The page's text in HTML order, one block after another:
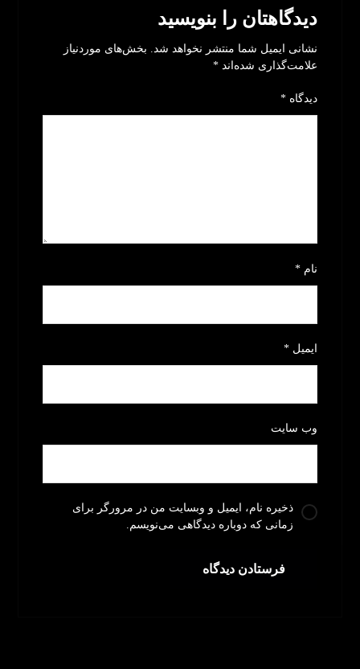
دیدگاهتان را بنویسید
نشانی ایمیل شما منتشر نخواهد شد. بخش‌های موردنیاز
علامت‌گذاری شده‌اند*
دیدگاه*
نام*
ایمیل*
وب‌ سایت
ذخیره نام، ایمیل و وبسایت من در مرورگر برای
زمانی که دوباره دیدگاهی می‌نویسم.